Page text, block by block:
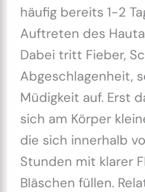
häufig bereits 1-2
Auftreten des
Dabei tritt Fieber,
Abgeschlagenheit,
Müdigkeit auf. Erst
sich am Körper
die sich innerhalb
Stunden mit klarer
Bläschen füllen.